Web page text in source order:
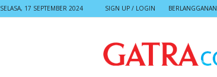
SELASA, 17 SEPTEMBER 2024 SIGN UP / LOGIN BERLANGGANAN